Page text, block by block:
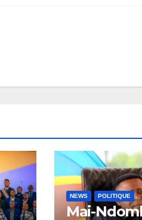
NEWS POLITIQUE
Mai-